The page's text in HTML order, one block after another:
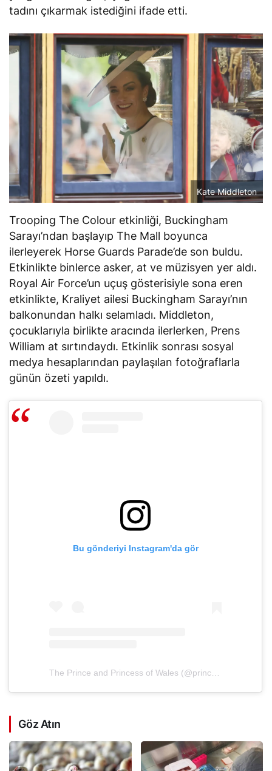
tadını çıkarmak istediğini ifade etti.
Kate Middleton
Trooping The Colour etkinliği, Buckingham
Sarayı’ndan başlayıp The Mall boyunca
ilerleyerek Horse Guards Parade’de son buldu.
Etkinlikte binlerce asker, at ve müzisyen yer aldı.
Royal Air Force’un uçuş gösterisiyle sona eren
etkinlikte, Kraliyet ailesi Buckingham Sarayı’nın
balkonundan halkı selamladı. Middleton,
çocuklarıyla birlikte aracında ilerlerken, Prens
William at sırtındaydı. Etkinlik sonrası sosyal
medya hesaplarından paylaşılan fotoğraflarla
günün özeti yapıldı.
Bu gönderiyi Instagram'da gör
The Prince and Princess of Wales (@princeandprincessofwales)'in paylaştığı bir gönderi
Göz Atın